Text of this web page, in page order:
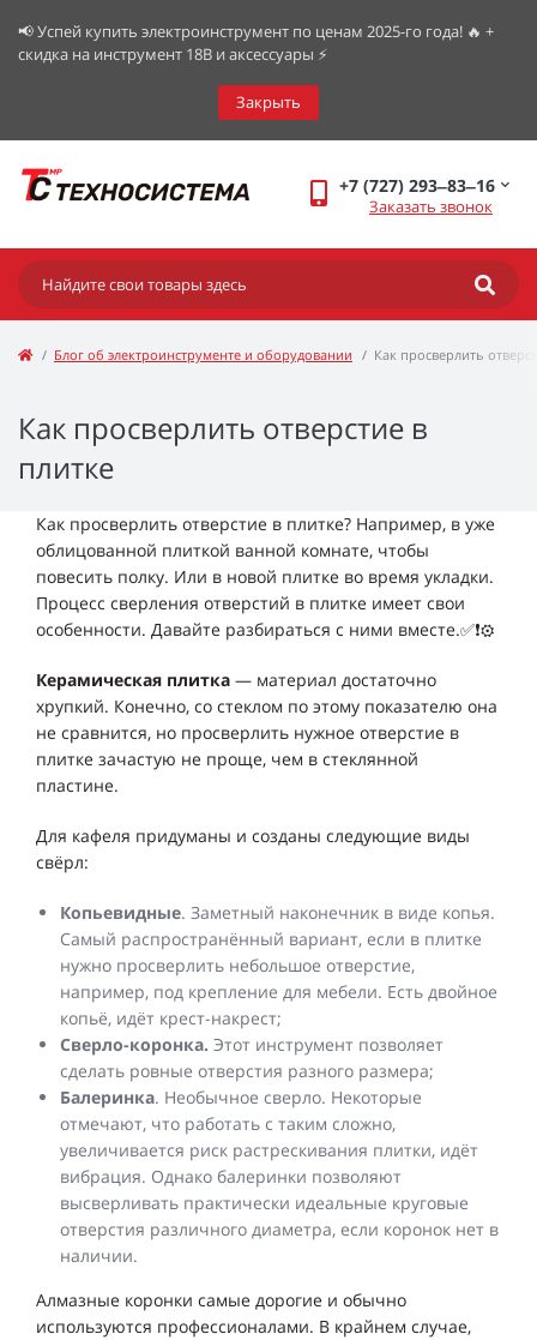
📢 Успей купить электроинструмент по ценам 2025-го года! 🔥 +
скидка на инструмент 18В и аксессуары ⚡️
Закрыть
+7 (727) 293‒83‒16
Заказать звонок
Блог об электроинструменте и оборудовании Как просверлить
Как просверлить отверстие в
плитке
Как просверлить отверстие в плитке? Например, в уже
облицованной плиткой ванной комнате, чтобы
повесить полку. Или в новой плитке во время укладки.
Процесс сверления отверстий в плитке имеет свои
особенности. Давайте разбираться с ними вместе.✅❗️⚙️
Керамическая плитка — материал достаточно
хрупкий. Конечно, со стеклом по этому показателю она
не сравнится, но просверлить нужное отверстие в
плитке зачастую не проще, чем в стеклянной
пластине.
Для кафеля придуманы и созданы следующие виды
свёрл:
Копьевидные. Заметный наконечник в виде копья.
Самый распространённый вариант, если в плитке
нужно просверлить небольшое отверстие,
например, под крепление для мебели. Есть двойное
копьё, идёт крест-накрест;
Сверло-коронка. Этот инструмент позволяет
сделать ровные отверстия разного размера;
Балеринка. Необычное сверло. Некоторые
отмечают, что работать с таким сложно,
увеличивается риск растрескивания плитки, идёт
вибрация. Однако балеринки позволяют
высверливать практически идеальные круговые
отверстия различного диаметра, если коронок нет в
наличии.
Алмазные коронки самые дорогие и обычно
используются профессионалами. В крайнем случае,